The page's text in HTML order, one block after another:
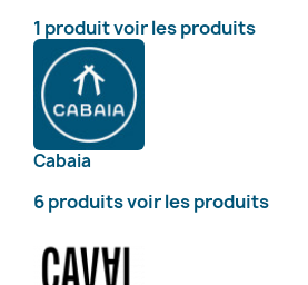
1 produitvoir les produits
Cabaia
6 produitsvoir les produits